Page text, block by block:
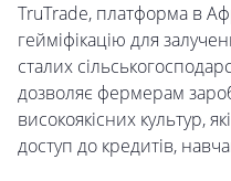
TruTrade, платформа в
гейміфікацію для
сталих
дозволяє фермерам
високоякісних культур,
доступ до кредитів,